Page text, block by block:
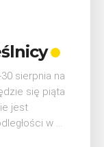
się
i prezesa